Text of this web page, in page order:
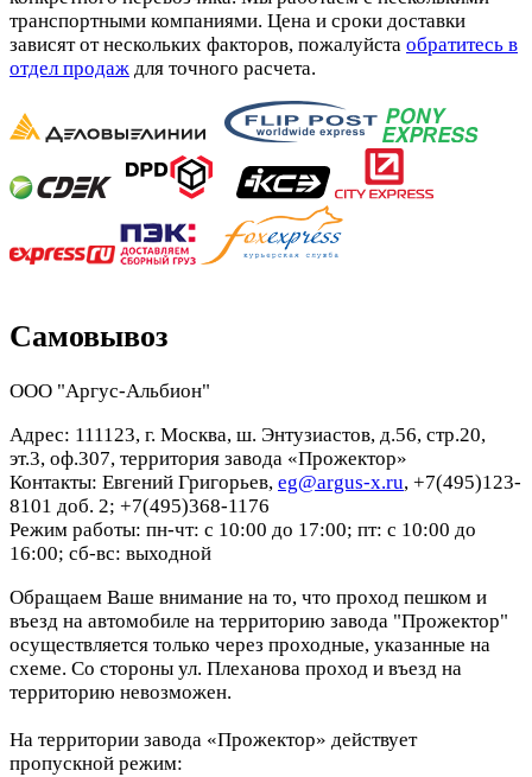
транспортными компаниями. Цена и сроки доставки
зависят от нескольких факторов, пожалуйста обратитесь в
отдел продаж для точного расчета.
Самовывоз
ООО "Аргус-Альбион"
Адрес: 111123, г. Москва, ш. Энтузиастов, д.56, стр.20,
эт.3, оф.307, территория завода «Прожектор»
Контакты: Евгений Григорьев, eg@argus-x.ru, +7(495)123-
8101 доб. 2; +7(495)368-1176
Режим работы: пн-чт: с 10:00 до 17:00; пт: с 10:00 до
16:00; сб-вс: выходной
Обращаем Ваше внимание на то, что проход пешком и
въезд на автомобиле на территорию завода "Прожектор"
осуществляется только через проходные, указанные на
схеме. Со стороны ул. Плеханова проход и въезд на
территорию невозможен.
На территории завода «Прожектор» действует
пропускной режим: